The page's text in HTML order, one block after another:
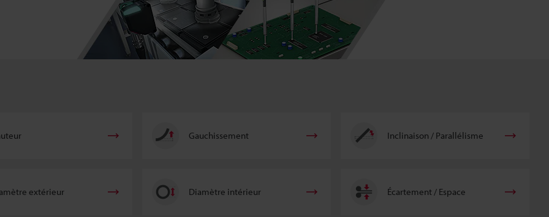
Gauchissement Inclinaison / Parallélisme
extérieur Diamètre intérieur Écartement / Espace